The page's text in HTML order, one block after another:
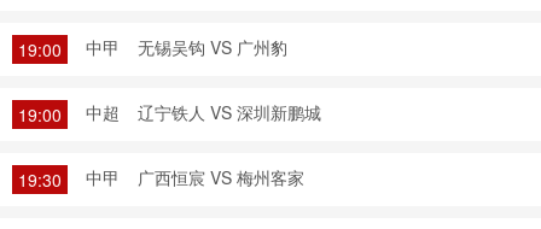
19:00 中甲 无锡吴钩 VS 广州豹
19:00 中超 辽宁铁人 VS 深圳新鹏城
19:30 中甲 广西恒宸 VS 梅州客家